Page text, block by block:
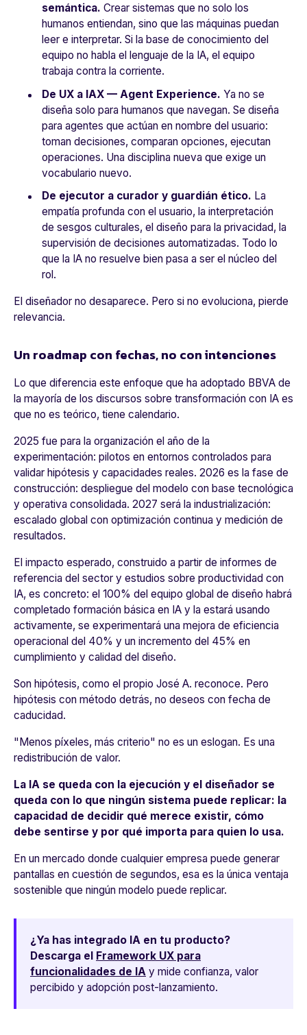
semántica. Crear sistemas que no solo los
humanos entiendan, sino que las máquinas puedan
leer e interpretar. Si la base de conocimiento del
equipo no habla el lenguaje de la IA, el equipo
trabaja contra la corriente.
De UX a IAX — Agent Experience. Ya no se
diseña solo para humanos que navegan. Se diseña
para agentes que actúan en nombre del usuario:
toman decisiones, comparan opciones, ejecutan
operaciones. Una disciplina nueva que exige un
vocabulario nuevo.
De ejecutor a curador y guardián ético. La
empatía profunda con el usuario, la interpretación
de sesgos culturales, el diseño para la privacidad, la
supervisión de decisiones automatizadas. Todo lo
que la IA no resuelve bien pasa a ser el núcleo del
rol.
El diseñador no desaparece. Pero si no evoluciona, pierde
relevancia.
Un roadmap con fechas, no con intenciones
Lo que diferencia este enfoque que ha adoptado BBVA de
la mayoría de los discursos sobre transformación con IA es
que no es teórico, tiene calendario.
2025 fue para la organización el año de la
experimentación: pilotos en entornos controlados para
validar hipótesis y capacidades reales. 2026 es la fase de
construcción: despliegue del modelo con base tecnológica
y operativa consolidada. 2027 será la industrialización:
escalado global con optimización continua y medición de
resultados.
El impacto esperado, construido a partir de informes de
referencia del sector y estudios sobre productividad con
IA, es concreto: el 100% del equipo global de diseño habrá
completado formación básica en IA y la estará usando
activamente, se experimentará una mejora de eficiencia
operacional del 40% y un incremento del 45% en
cumplimiento y calidad del diseño.
Son hipótesis, como el propio José A. reconoce. Pero
hipótesis con método detrás, no deseos con fecha de
caducidad.
"Menos píxeles, más criterio" no es un eslogan. Es una
redistribución de valor.
La IA se queda con la ejecución y el diseñador se
queda con lo que ningún sistema puede replicar: la
capacidad de decidir qué merece existir, cómo
debe sentirse y por qué importa para quien lo usa.
En un mercado donde cualquier empresa puede generar
pantallas en cuestión de segundos, esa es la única ventaja
sostenible que ningún modelo puede replicar.
¿Ya has integrado IA en tu producto?
Descarga el
Framework UX para
funcionalidades de IA y mide confianza, valor
percibido y adopción post-lanzamiento.